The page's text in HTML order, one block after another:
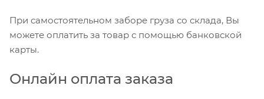
При самостоятельном заборе груза со склада, Вы
можете оплатить за товар с помощью банковской
карты.
Онлайн оплата заказа